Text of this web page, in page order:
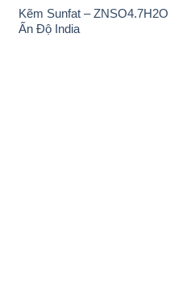
Kẽm Sunfat – ZNSO4.7H2O
Ấn Độ India